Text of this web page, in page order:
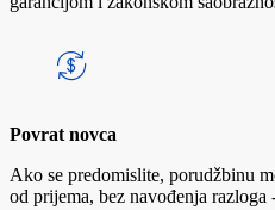
Povrat novca
Ako se predomislite, porudžbinu
od prijema, bez navođenja razloga